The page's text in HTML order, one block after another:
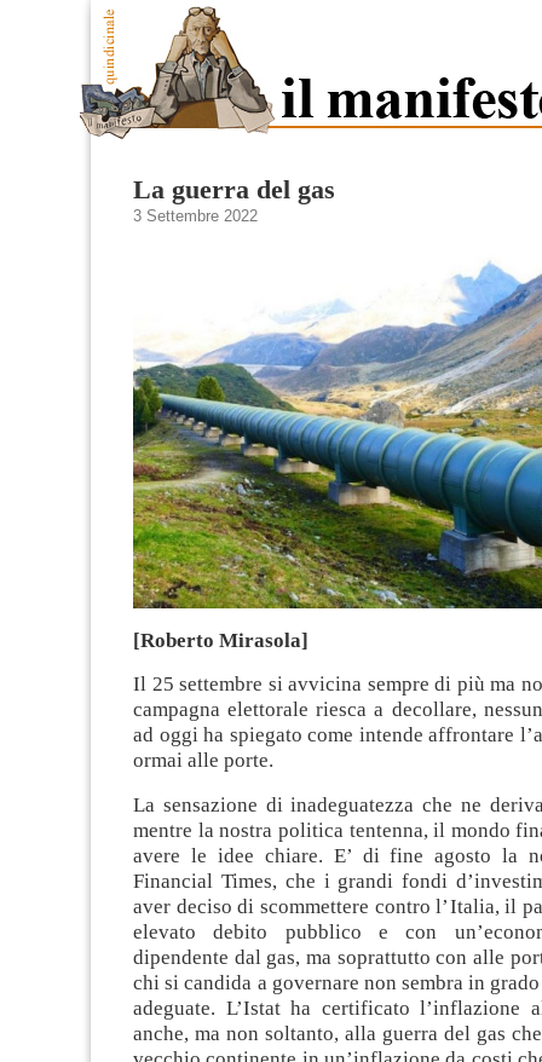
La guerra del gas
3 Settembre 2022
[Roberto Mirasola]
Il 25 settembre si avvicina sempre di più ma
campagna elettorale riesca a decollare,
ad oggi ha spiegato come intende affrontare
ormai alle porte.
La sensazione di inadeguatezza che ne
mentre la nostra politica tentenna, il mondo
avere le idee chiare. E’ di fine agosto la
Financial Times, che i grandi fondi
aver deciso di scommettere contro l’Italia, il
elevato debito pubblico e con
dipendente dal gas, ma soprattutto con alle
chi si candida a governare non sembra in
adeguate. L’Istat ha certificato l’inflazione
anche, ma non soltanto, alla guerra del gas